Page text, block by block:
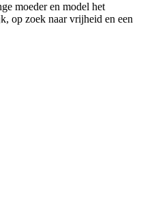
moeder en model het
op zoek naar vrijheid en een